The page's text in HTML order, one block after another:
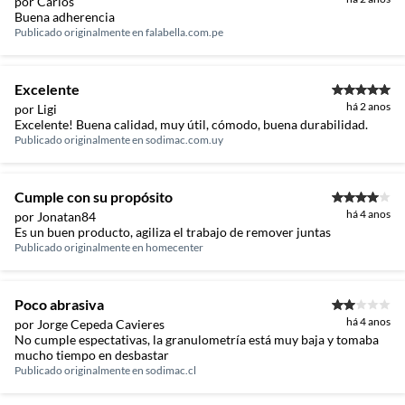
Buena adherencia
Publicado originalmente en falabella.com.pe
Excelente
por Ligi há 2 anos
Excelente! Buena calidad, muy útil, cómodo, buena durabilidad.
Publicado originalmente en sodimac.com.uy
Cumple con su propósito
por Jonatan84 há 4 anos
Es un buen producto, agiliza el trabajo de remover juntas
Publicado originalmente en homecenter
Poco abrasiva
por Jorge Cepeda Cavieres há 4 anos
No cumple espectativas, la granulometría está muy baja y tomaba
mucho tiempo en desbastar
Publicado originalmente en sodimac.cl